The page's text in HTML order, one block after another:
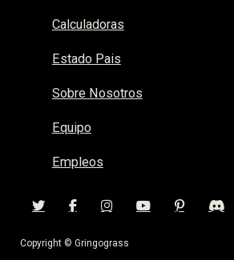
Calculadoras
Estado Pais
Sobre Nosotros
Equipo
Empleos
Copyright © Gringograss